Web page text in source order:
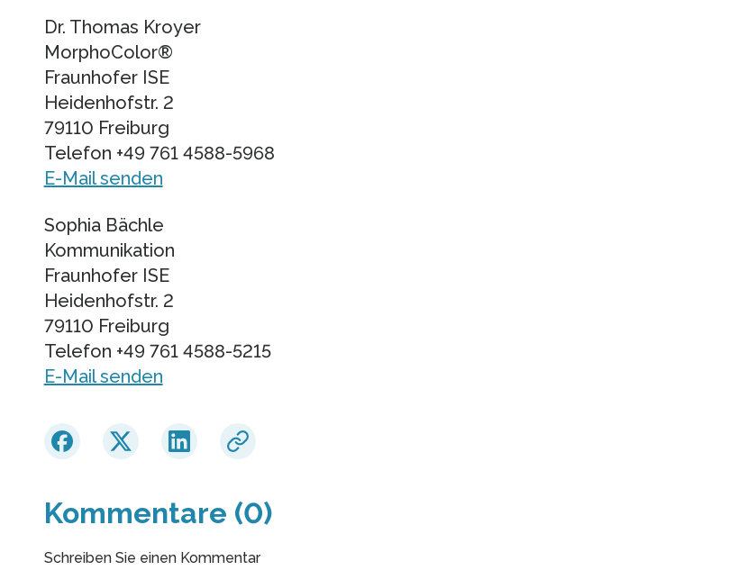
Dr. Thomas Kroyer
MorphoColor®
Fraunhofer ISE
Heidenhofstr. 2
79110 Freiburg
Telefon +49 761 4588-5968
E-Mail senden
Sophia Bächle
Kommunikation
Fraunhofer ISE
Heidenhofstr. 2
79110 Freiburg
Telefon +49 761 4588-5215
E-Mail senden
Kommentare (0)
Schreiben Sie einen Kommentar